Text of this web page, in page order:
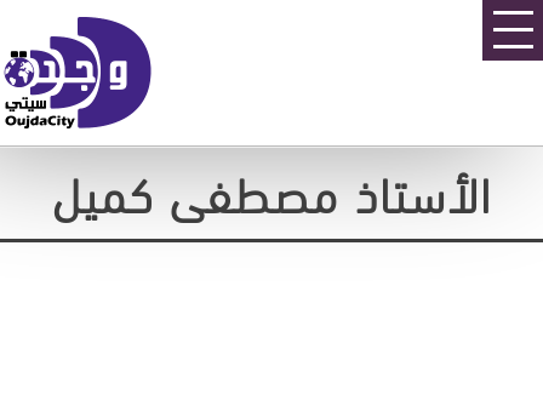
الأستاذ مصطفى كميل